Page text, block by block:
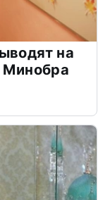
на
Минобра